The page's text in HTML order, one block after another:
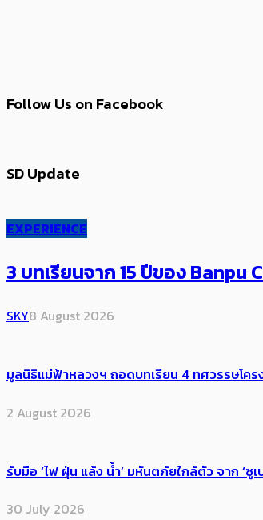
Follow Us on Facebook
SD Update
EXPERIENCE
3 บทเรียนจาก 15 ปีของ
SKY8 August 2026
มูลนิธิแม่ฟ้าหลวงฯ ถอดบทเรียน 4 ทศวรรษโ
2 August 2026
รับมือ ‘ไฟ ฝุ่น แล้ง น้ำ’ มหันตภัยใกล้ตัว จาก ‘
30 July 2026